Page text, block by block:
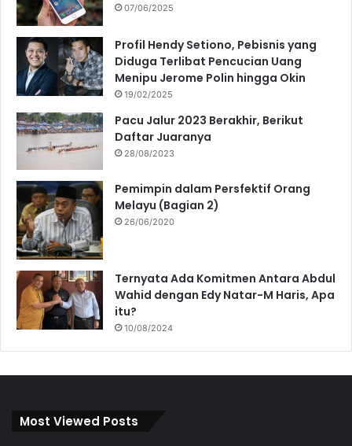
07/06/2025
Profil Hendy Setiono, Pebisnis yang
Diduga Terlibat Pencucian Uang
Menipu Jerome Polin hingga Okin
19/02/2025
Pacu Jalur 2023 Berakhir, Berikut
Daftar Juaranya
28/08/2023
Pemimpin dalam Persfektif Orang
Melayu (Bagian 2)
26/06/2020
Ternyata Ada Komitmen Antara Abdul
Wahid dengan Edy Natar-M Haris, Apa
itu?
10/08/2024
Most Viewed Posts